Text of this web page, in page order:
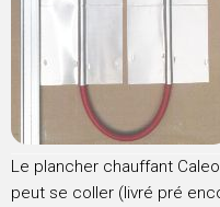
Le plancher chauffant
peut se coller (livré pré